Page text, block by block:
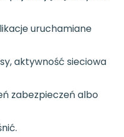
uruchamiane
aktywność sieciowa
zabezpieczeń albo